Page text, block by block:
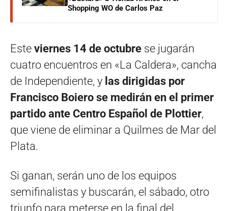
Shopping WO de Carlos Paz
Este viernes 14 de octubre se jugarán
cuatro encuentros en «La Caldera», cancha
de Independiente, y las dirigidas por
Francisco Boiero se medirán en el primer
partido ante Centro Español de Plottier,
que viene de eliminar a Quilmes de Mar del
Plata.
Si ganan, serán uno de los equipos
semifinalistas y buscarán, el sábado, otro
triunfo para meterse en la final del